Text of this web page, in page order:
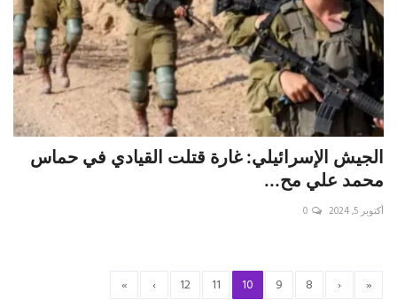
الجيش الإسرائيلي: غارة قتلت القيادي في حماس
محمد علي مح...
أكتوبر 5, 2024 0
«
‹
8
9
10
11
12
›
»